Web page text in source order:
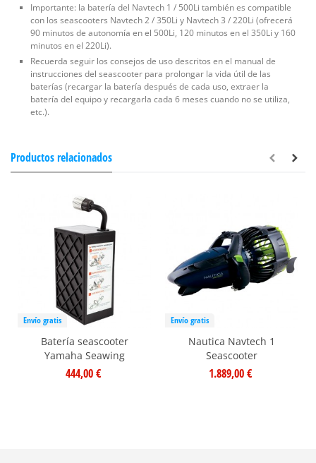
Importante: la batería del Navtech 1 / 500Li también es compatible
con los seascooters Navtech 2 / 350Li y Navtech 3 / 220Li (ofrecerá
90 minutos de autonomía en el 500Li, 120 minutos en el 350Li y 160
minutos en el 220Li).
Recuerda seguir los consejos de uso descritos en el manual de
instrucciones del seascooter para prolongar la vida útil de las
baterías (recargar la batería después de cada uso, extraer la
batería del equipo y recargarla cada 6 meses cuando no se utiliza,
etc.).
Productos relacionados
Envío gratis
Batería seascooter
Yamaha Seawing
444,00 €
Envío gratis
Nautica Navtech 1
Seascooter
1.889,00 €